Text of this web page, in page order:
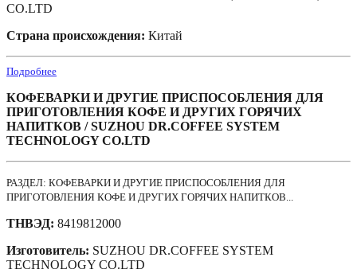
CO.LTD
Страна происхождения: Китай
Подробнее
КОФЕВАРКИ И ДРУГИЕ ПРИСПОСОБЛЕНИЯ ДЛЯ
ПРИГОТОВЛЕНИЯ КОФЕ И ДРУГИХ ГОРЯЧИХ
НАПИТКОВ / SUZHOU DR.COFFEE SYSTEM
TECHNOLOGY CO.LTD
РАЗДЕЛ: КОФЕВАРКИ И ДРУГИЕ ПРИСПОСОБЛЕНИЯ ДЛЯ
ПРИГОТОВЛЕНИЯ КОФЕ И ДРУГИХ ГОРЯЧИХ НАПИТКОВ...
ТНВЭД: 8419812000
Изготовитель: SUZHOU DR.COFFEE SYSTEM
TECHNOLOGY CO.LTD